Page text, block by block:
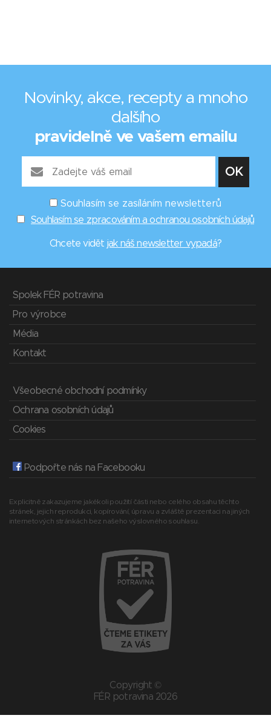
Novinky, akce, recepty a mnoho
dalšího
pravidelně ve vašem emailu
Souhlasím se zasíláním newsletterů
Souhlasím se zpracováním a ochranou osobních údajů
Chcete vidět jak náš newsletter vypadá?
Spolek FÉR potravina
Pro výrobce
Média
Kontakt
Všeobecné obchodní podmínky
Ochrana osobních údajů
Cookies
Podpořte nás na Facebooku
Explicitně zakazujeme jakékoli použití části nebo celého obsahu těchto
stránek, jejich reprodukci, kopírování, úpravu a zvláště prezentaci na jiných
internetových stránkách bez našeho výslovného souhlasu.
Copyright ©
FÉR potravina 2026